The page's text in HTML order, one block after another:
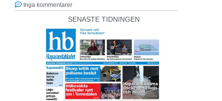
Inga kommentarer
SENASTE TIDNINGEN